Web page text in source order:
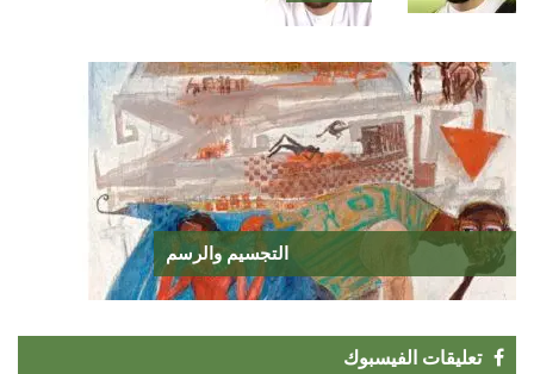
التجسيم والرسم
تعليقات الفيسبوك